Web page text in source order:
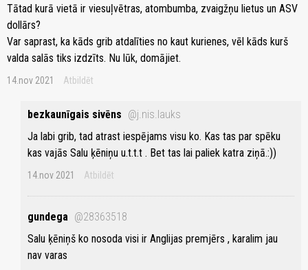
Tātad kurā vietā ir viesuļvētras, atombumba, zvaigžņu lietus un ASV
dollārs?
Var saprast, ka kāds grib atdalīties no kaut kurienes, vēl kāds kurš
valda salās tiks izdzīts. Nu lūk, domājiet.
14.nov 2021 Atbildēt
bezkaunīgais sivēns @j.nis.lauks
Ja labi grib, tad atrast iespējams visu ko. Kas tas par spēku
kas vajās Salu ķēniņu u.t.t.t . Bet tas lai paliek katra ziņā.:))
14.nov 2021 Atbildēt
gundega @28363518
Salu ķēniņš ko nosoda visi ir Anglijas premjērs , karalim jau
nav varas